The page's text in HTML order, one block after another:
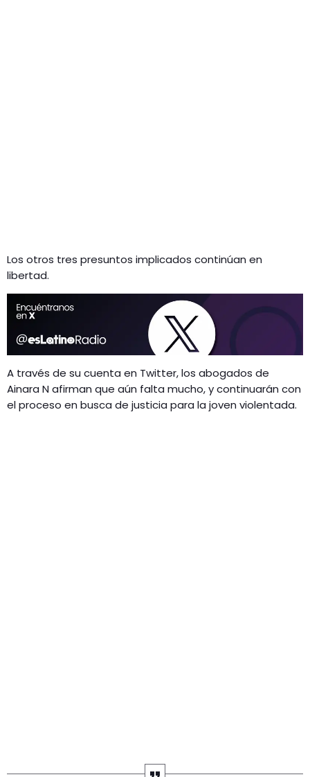
Los otros tres presuntos implicados continúan en
libertad.
A través de su cuenta en Twitter, los abogados de
Ainara N afirman que aún falta mucho, y continuarán con
el proceso en busca de justicia para la joven violentada.